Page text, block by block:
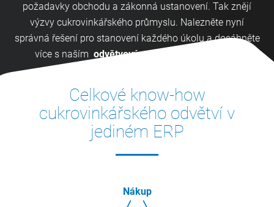
požadavky obchodu a zákonná ustanovení. Tak znějí
výzvy cukrovinkářského průmyslu. Nalezněte nyní
správná řešení pro stanovení každého úkolu a dosáhněte
více s naším odvětvovým řešením Cukrovinky.
Celkové know-how
cukrovinkářského odvětví v
jediném ERP
Nákup